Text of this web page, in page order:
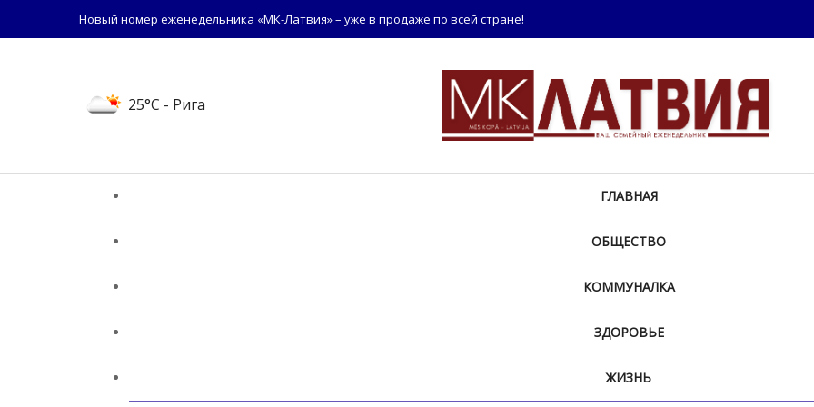
Новый номер еженедельника «МК-Латвия» – уже в продаже по всей стране!
25°C - Рига
ГЛАВНАЯ
ОБЩЕСТВО
КОММУНАЛКА
ЗДОРОВЬЕ
ЖИЗНЬ